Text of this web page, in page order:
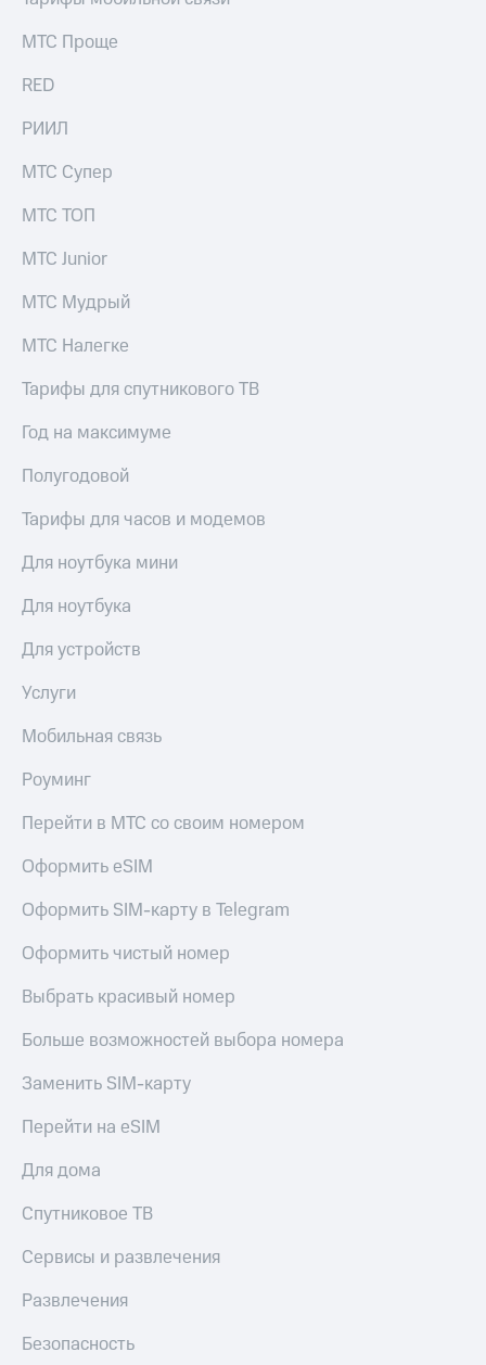
МТС Проще
RED
РИИЛ
МТС Супер
МТС ТОП
МТС Junior
МТС Мудрый
МТС Налегке
Тарифы для спутникового ТВ
Год на максимуме
Полугодовой
Тарифы для часов и модемов
Для ноутбука мини
Для ноутбука
Для устройств
Услуги
Мобильная связь
Роуминг
Перейти в МТС со своим номером
Оформить eSIM
Оформить SIM-карту в Telegram
Оформить чистый номер
Выбрать красивый номер
Больше возможностей выбора номера
Заменить SIM-карту
Перейти на eSIM
Для дома
Спутниковое ТВ
Сервисы и развлечения
Развлечения
Безопасность